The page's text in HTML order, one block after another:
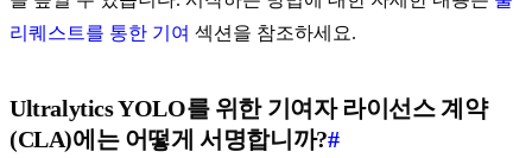
리퀘스트를 통한 기여 섹션을 참조하세요.
Ultralytics YOLO를 위한 기여자 라이선스 계약
(CLA)에는 어떻게 서명합니까?#